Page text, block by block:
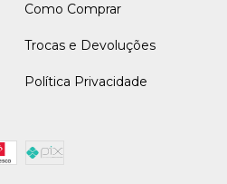
Como Comprar
Trocas e Devoluções
Política Privacidade